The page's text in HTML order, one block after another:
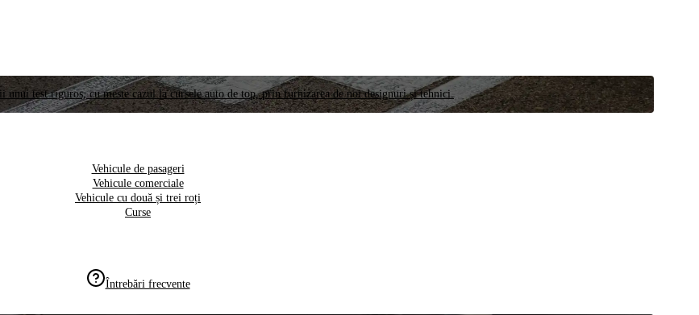
unui test riguros, cu meste cazul la cursele auto de top, prin furnizarea de noi designuri și tehnici.
Vehicule de pasageri
Vehicule comerciale
Vehicule cu două și trei roți
Curse
Întrebări frecvente